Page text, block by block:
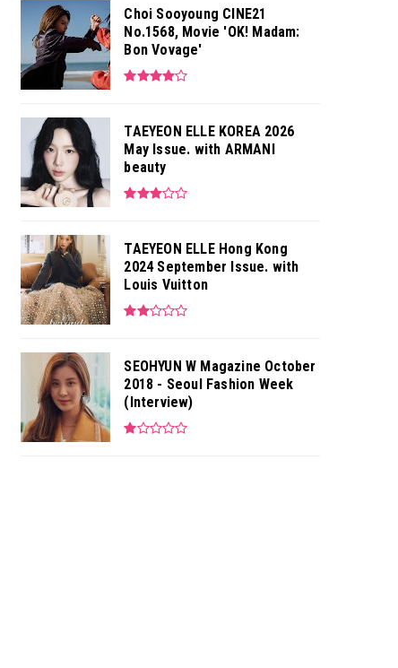
Choi Sooyoung CINE21
No.1568, Movie 'OK! Madam:
Bon Vovage'
TAEYEON ELLE KOREA 2026
May Issue. with ARMANI
beauty
TAEYEON ELLE Hong Kong
2024 September Issue. with
Louis Vuitton
SEOHYUN W Magazine October
2018 - Seoul Fashion Week
(Interview)